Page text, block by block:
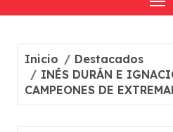
Inicio
Destacados
INÉS DURÁN E
CAMPEONES DE